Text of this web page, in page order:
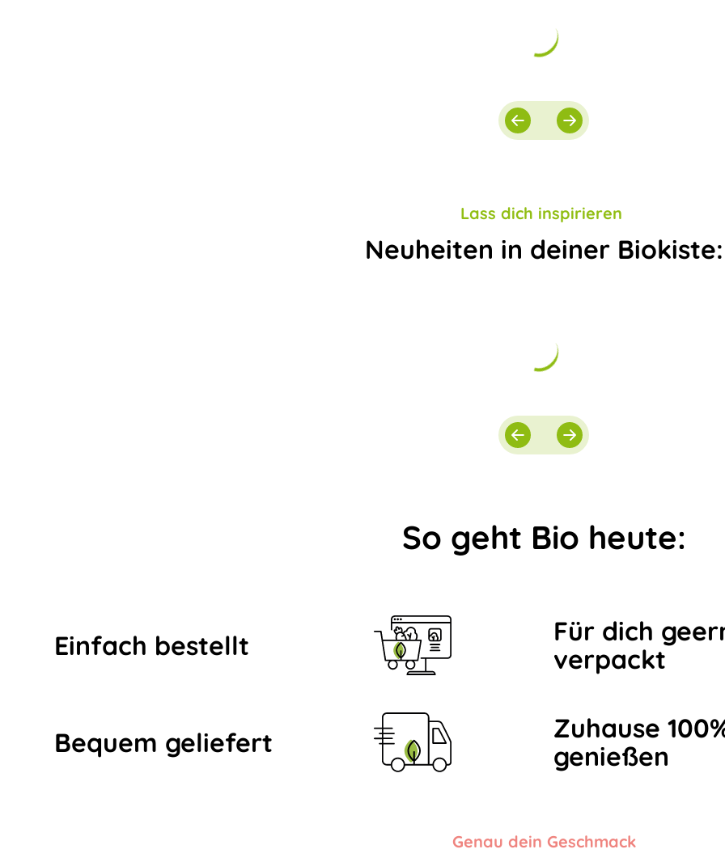
Lass dich inspirieren
Neuheiten in deiner Biokiste:
So geht Bio heute:
Einfach bestellt
Für dich
verpackt
Bequem geliefert
Zuhause
genießen
Genau dein Geschmack